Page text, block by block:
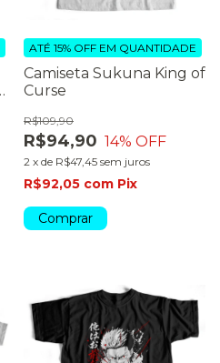
Camiseta Sukuna King of
Curse
R$94,90
R$109,90
14% OFF
2 x de R$47,45 sem juros
ATÉ 15% OFF EM QUANTIDADE
R$92,05 com Pix
Comprar